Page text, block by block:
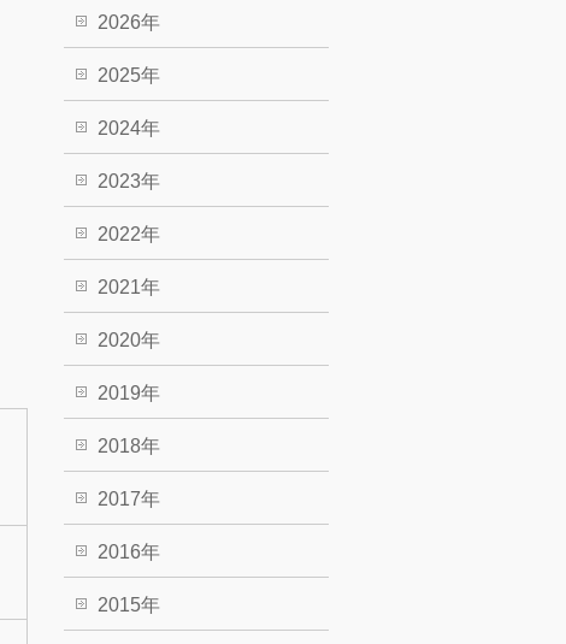
2026年
2025年
2024年
2023年
2022年
2021年
2020年
2019年
2018年
2017年
2016年
2015年